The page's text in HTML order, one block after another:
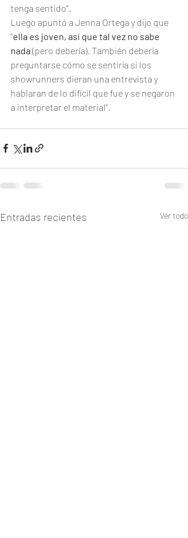
tenga sentido".
Luego apuntó a Jenna Ortega y dijo que
"ella es joven, así que tal vez no sabe
nada (pero debería). También debería
preguntarse cómo se sentiría si los
showrunners dieran una entrevista y
hablaran de lo difícil que fue y se negaron
a interpretar el material".
Entradas recientes Ver todo